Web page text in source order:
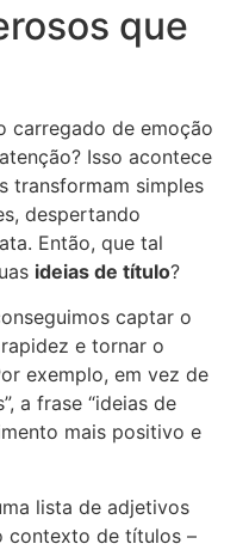
que
carregado de emoção
Isso acontece
transformam simples
despertando
Então, que tal
ideias de título?
captar o
e tornar o
exemplo, em vez de
a frase “ideias de
mais positivo e
lista de adjetivos
contexto de títulos –